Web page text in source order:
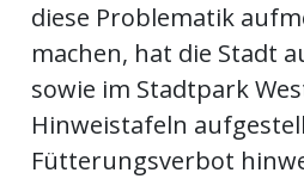
diese Problematik
machen, hat die Stadt
sowie im Stadtpark
Hinweistafeln
Fütterungsverbot